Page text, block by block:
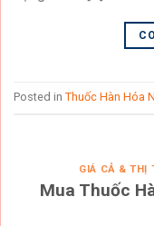
Posted in Thuốc Hàn Hóa
GIÁ CẢ & THỊ
Mua Thuốc